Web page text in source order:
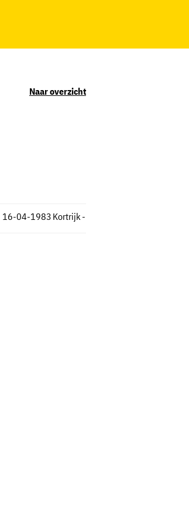
Naar overzicht
Kortrijk -
16-04-1983